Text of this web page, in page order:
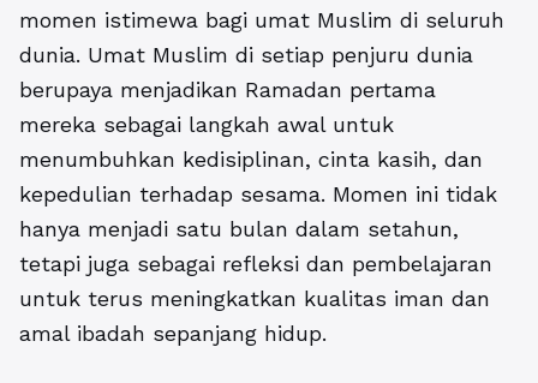
momen istimewa bagi umat Muslim di seluruh
dunia. Umat Muslim di setiap penjuru dunia
berupaya menjadikan Ramadan pertama
mereka sebagai langkah awal untuk
menumbuhkan kedisiplinan, cinta kasih, dan
kepedulian terhadap sesama. Momen ini tidak
hanya menjadi satu bulan dalam setahun,
tetapi juga sebagai refleksi dan pembelajaran
untuk terus meningkatkan kualitas iman dan
amal ibadah sepanjang hidup.